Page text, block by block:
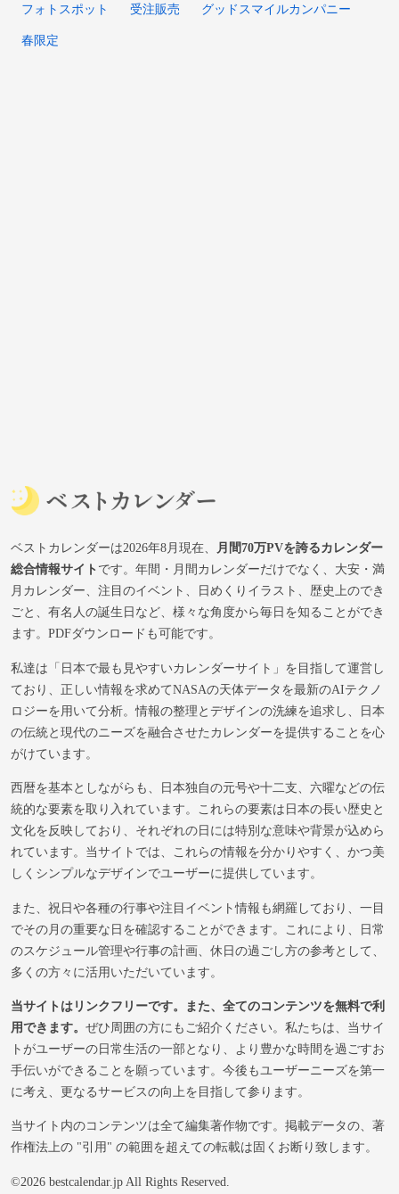
フォトスポット 受注販売 グッドスマイルカンパニー
春限定
ベストカレンダーは2026年8月現在、
月間70万PVを誇るカレンダー
総合情報サイトです。年間・月間カレンダーだけでなく、大安・満
月カレンダー、注目のイベント、日めくりイラスト、歴史上のでき
ごと、有名人の誕生日など、様々な角度から毎日を知ることができ
ます。PDFダウンロードも可能です。
私達は「日本で最も見やすいカレンダーサイト」を目指して運営し
ており、正しい情報を求めてNASAの天体データを最新のAIテクノ
ロジーを用いて分析。情報の整理とデザインの洗練を追求し、日本
の伝統と現代のニーズを融合させたカレンダーを提供することを心
がけています。
西暦を基本としながらも、日本独自の元号や十二支、六曜などの伝
統的な要素を取り入れています。これらの要素は日本の長い歴史と
文化を反映しており、それぞれの日には特別な意味や背景が込めら
れています。当サイトでは、これらの情報を分かりやすく、かつ美
しくシンプルなデザインでユーザーに提供しています。
また、祝日や各種の行事や注目イベント情報も網羅しており、一目
でその月の重要な日を確認することができます。これにより、日常
のスケジュール管理や行事の計画、休日の過ごし方の参考として、
多くの方々に活用いただいています。
当サイトはリンクフリーです。また、全てのコンテンツを無料で利
用できます。 ぜひ周囲の方にもご紹介ください。私たちは、当サイ
トがユーザーの日常生活の一部となり、より豊かな時間を過ごすお
手伝いができることを願っています。今後もユーザーニーズを第一
に考え、更なるサービスの向上を目指して参ります。
当サイト内のコンテンツは全て編集著作物です。掲載データの、著
作権法上の "引用" の範囲を超えての転載は固くお断り致します。
©2026 bestcalendar.jp All Rights Reserved.